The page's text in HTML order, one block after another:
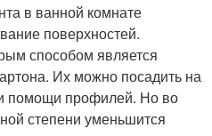
в ванной комнате
поверхностей.
способом является
Их можно посадить на
помощи профилей. Но во
степени уменьшится